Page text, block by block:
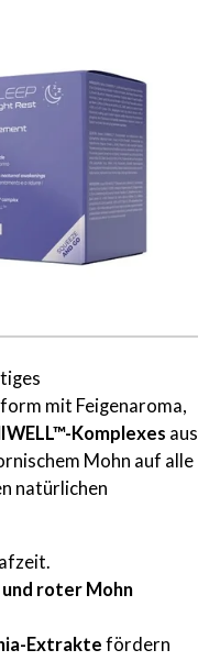
mit Feigenaroma,
Komplexes aus
Mohn auf alle
natürlichen
und roter Mohn
Extraktefördern